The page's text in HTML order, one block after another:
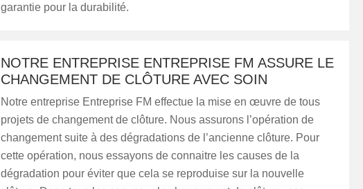
garantie pour la durabilité.
NOTRE ENTREPRISE ENTREPRISE FM ASSURE LE
CHANGEMENT DE CLÔTURE AVEC SOIN
Notre entreprise Entreprise FM effectue la mise en œuvre de tous
projets de changement de clôture. Nous assurons l’opération de
changement suite à des dégradations de l’ancienne clôture. Pour
cette opération, nous essayons de connaitre les causes de la
dégradation pour éviter que cela se reproduise sur la nouvelle